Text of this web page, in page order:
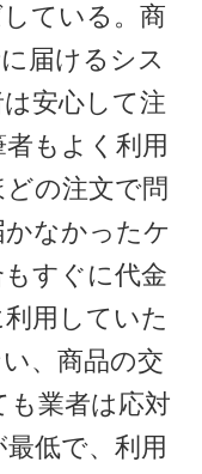
ている。商
届けるシス
安心して注
もよく利用
の注文で問
なかったケ
すぐに代金
用していた
、商品の交
業者は応対
低で、利用